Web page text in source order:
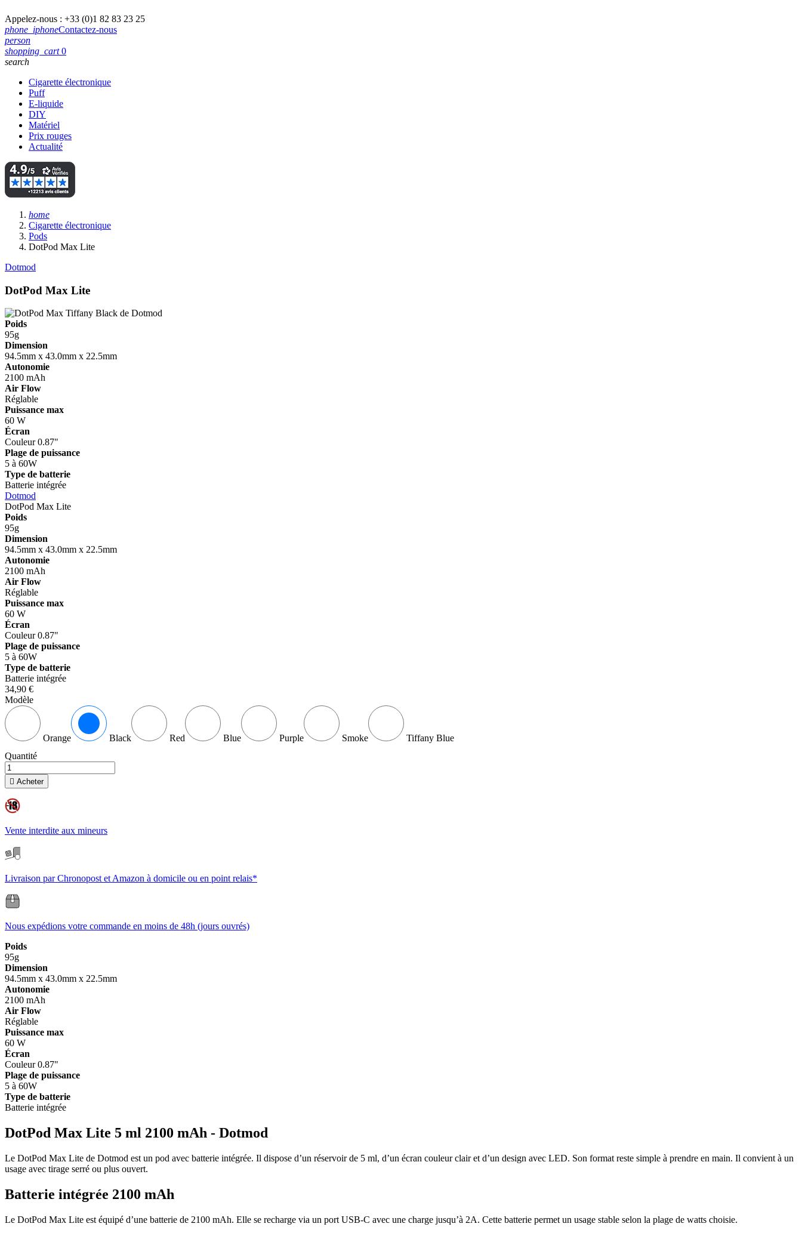
Appelez-nous : +33 (0)1 82 83 23 25
phone_iphoneContactez-nous
person
shopping_cart 0
search
Cigarette électronique
Puff
E-liquide
DIY
Matériel
Prix rouges
Actualité
home
Cigarette électronique
Pods
DotPod Max Lite
Dotmod
DotPod Max Lite
Poids
95g
Dimension
94.5mm x 43.0mm x 22.5mm
Autonomie
2100 mAh
Air Flow
Réglable
Puissance max
60 W
Écran
Couleur 0.87"
Plage de puissance
5 à 60W
Type de batterie
Batterie intégrée
Dotmod
DotPod Max Lite
Poids
95g
Dimension
94.5mm x 43.0mm x 22.5mm
Autonomie
2100 mAh
Air Flow
Réglable
Puissance max
60 W
Écran
Couleur 0.87"
Plage de puissance
5 à 60W
Type de batterie
Batterie intégrée
34,90 €
Modèle
Orange Black Red Blue Purple Smoke
Tiffany Blue
Quantité
 Acheter
Vente interdite aux mineurs
Livraison par Chronopost et Amazon à domicile ou en point relais*
Nous expédions votre commande en moins de 48h (jours ouvrés)
Poids
95g
Dimension
94.5mm x 43.0mm x 22.5mm
Autonomie
2100 mAh
Air Flow
Réglable
Puissance max
60 W
Écran
Couleur 0.87"
Plage de puissance
5 à 60W
Type de batterie
Batterie intégrée
DotPod Max Lite 5 ml 2100 mAh - Dotmod
Le DotPod Max Lite de Dotmod est un pod avec batterie intégrée. Il dispose d’un réservoir de 5 ml, d’un écran couleur clair et d’un design avec LED. Son format reste simple à prendre en main. Il convient à un
usage avec tirage serré ou plus ouvert.
Batterie intégrée 2100 mAh
Le DotPod Max Lite est équipé d’une batterie de 2100 mAh. Elle se recharge via un port USB-C avec une charge jusqu’à 2A. Cette batterie permet un usage stable selon la plage de watts choisie.